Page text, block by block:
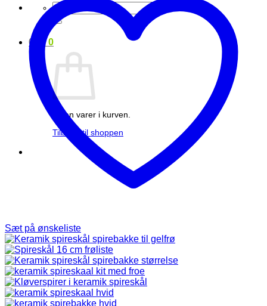
Søg
efter:
0 kr. 0
Ingen varer i kurven.
Tilbage til shoppen
Sæt på ønskeliste